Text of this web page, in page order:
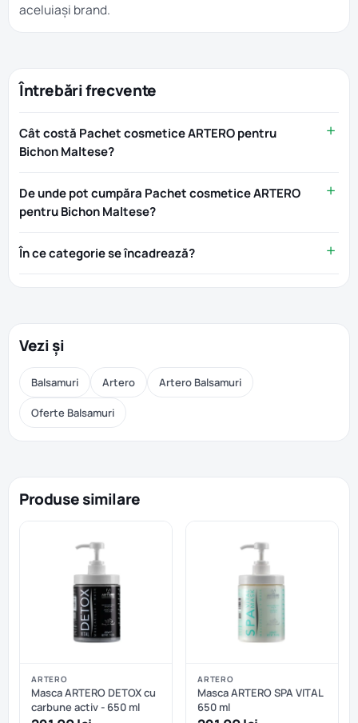
aceluiași brand.
Întrebări frecvente
Cât costă Pachet cosmetice ARTERO pentru
Bichon Maltese?
De unde pot cumpăra Pachet cosmetice ARTERO
pentru Bichon Maltese?
În ce categorie se încadrează?
Vezi și
Balsamuri Artero Artero Balsamuri
Oferte Balsamuri
Produse similare
ARTERO
Masca ARTERO DETOX cu
carbune activ - 650 ml
ARTERO
Masca ARTERO SPA VITAL
650 ml